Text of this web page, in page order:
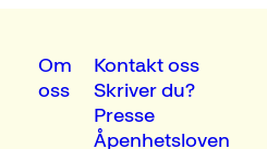
Om
oss
Kontakt oss
Skriver du?
Presse
Åpenhetsloven